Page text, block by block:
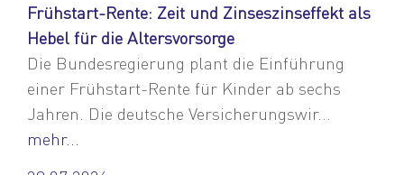
Frühstart-Rente: Zeit und Zinseszinseffekt als
Hebel für die Altersvorsorge
Die Bundesregierung plant die Einführung
einer Frühstart-Rente für Kinder ab sechs
Jahren. Die deutsche Versicherungswir...
mehr...